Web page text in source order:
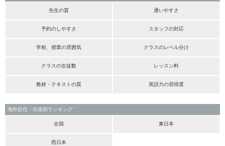
先生の質 通いやすさ
予約のしやすさ スタッフの対応
学校、授業の雰囲気 クラスのレベル分け
クラスの生徒数 レッスン料
教材・テキストの質 英語力の習得度
海外赴任・出張別ランキング
全国 東日本
西日本